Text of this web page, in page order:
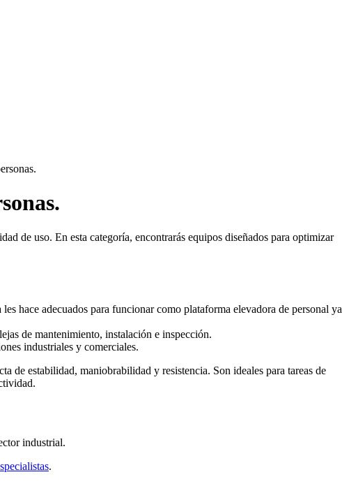
de uso. En esta categoría, encontrarás equipos diseñados para optimizar
hace adecuados para funcionar como plataforma elevadora de personal ya
de mantenimiento, instalación e inspección.
industriales y comerciales.
de estabilidad, maniobrabilidad y resistencia. Son ideales para tareas de
industrial.
.